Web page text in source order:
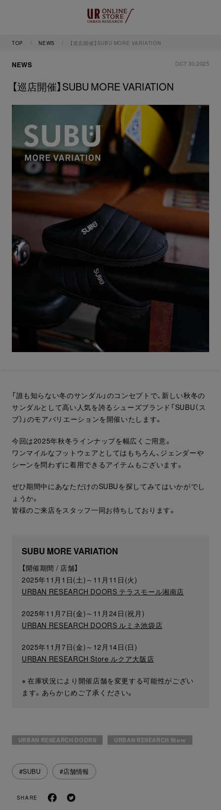
TOP NEWS 【巡店開催】SUBU MORE VARIATION
NEWS OCT 30,2025
【巡店開催】SUBU MORE VARIATION
「誰も知らない冬のサンダル」のコンセプトで、新しい秋冬の
サンダルとして高い人気を誇るシューズブランド「SUBU（ス
ブ）」のモアバリエーションを開催いたします。
今回は2025年秋冬ラインナップを幅広くご用意。
ワンマイルなフットウェアとしてはもちろん、ジェンダーや
シーンを問わずに着用できるアイテムもございます。
ぜひ期間中にあなただけのSUBUを探してみてはいかがでし
ょうか。
皆様のご来店をスタッフ一同お待ちしております。
SUBU MORE VARIATION
【開催期間 / 店舗】
2025年11月1日(土)～11月11日(火)
URBAN RESEARCH DOORS テラスモール湘南店
2025年11月7日(金)～11月24日(祝月)
URBAN RESEARCH DOORS ルミネ池袋店
2025年11月7日(金)～12月14日(日)
URBAN RESEARCH Store ルクア大阪店
※ 在庫状況により開催店舗を変更する可能性がござい
ます。あらかじめご了承ください。
URBAN RESEARCH DOORS URBAN RESEARCH Store
#SUBU #店舗情報
SHARE